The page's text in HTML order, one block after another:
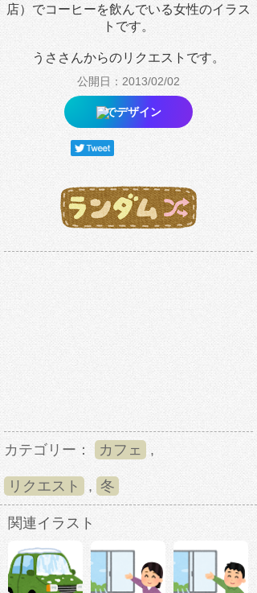
店）でコーヒーを飲んでいる女性のイラス
トです。
うささんからのリクエストです。
公開日：2013/02/02
でデザイン
カテゴリー： カフェ ,
リクエスト , 冬
関連イラスト